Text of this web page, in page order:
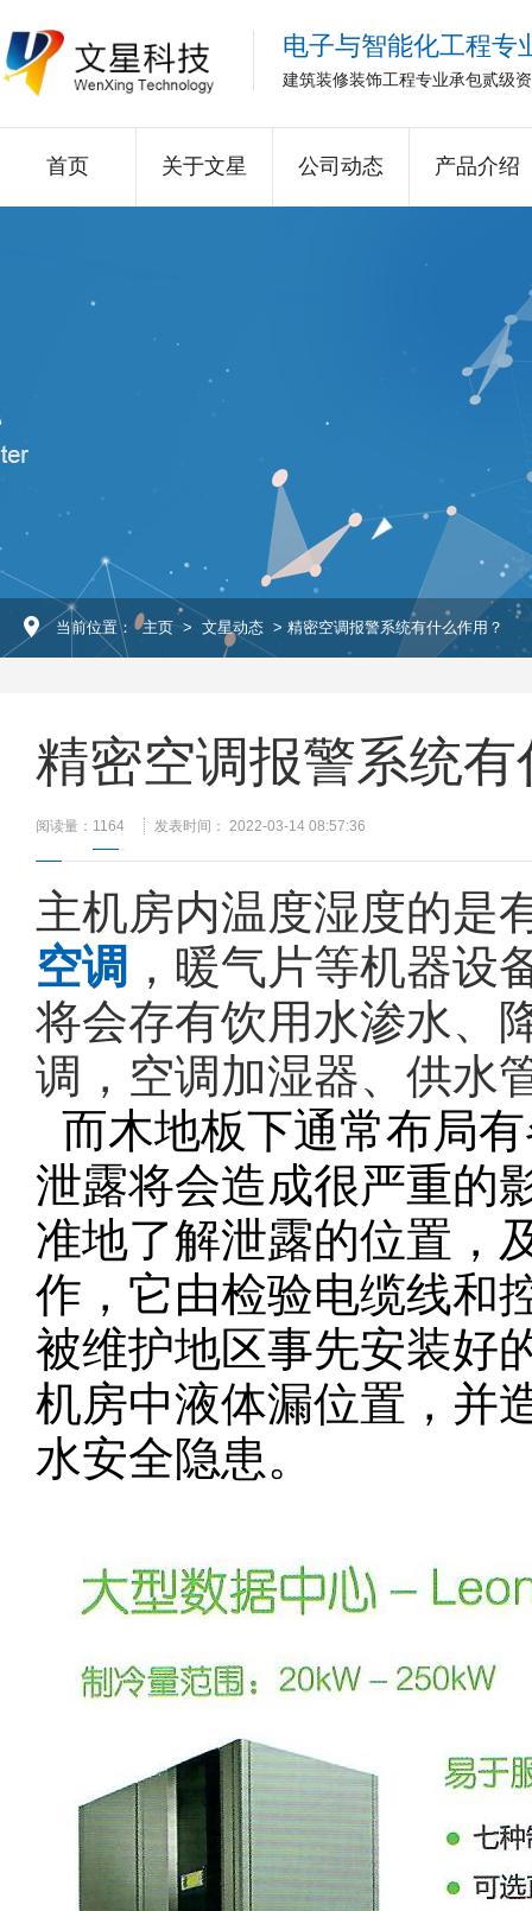
电子与智能化工程专
建筑装修装饰工程专业承包贰级
首页 关于文星 公司动态 产品介绍
当前位置： 主页 > 文星动态 > 精密空调报警系统有什么作用？
精密空调报警系统
阅读量： 1164 发表时间： 2022-03-14 08:57:36
主机房内温度湿度的是
空调 ，暖气片等机器设
将会存有饮用水渗水、
调，空调加湿器、供水
而木地板下通常布局
泄露将会造成很严重的
准地了解泄露的位置，
作，它由检验电缆线和
被维护地区事先安装好
机房中液体漏位置，并
水安全隐患。